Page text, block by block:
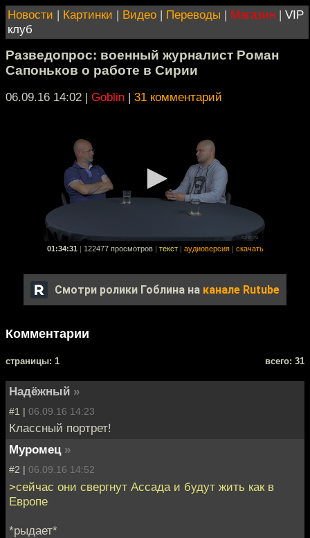
Новости | Картинки | Видео | Переводы | Магазин | VIP
клуб
Разведопрос: военный журналист Роман
Сапоньков о работе в Сирии
06.09.16 14:02 | Goblin | 31 комментарий
01:34:31 122477 просмотров текст аудиоверсия скачать
Смотри ролики Гоблина на канале Rutube
Комментарии
cтраницы: 1 всего: 31
Надёжный »
#1 | 06.09.16 14:23
Классный портрет!
Муромец »
#2 | 06.09.16 14:52
>сейчас они свергнут Ассада и будут жить как в
Европе
*рыдает*